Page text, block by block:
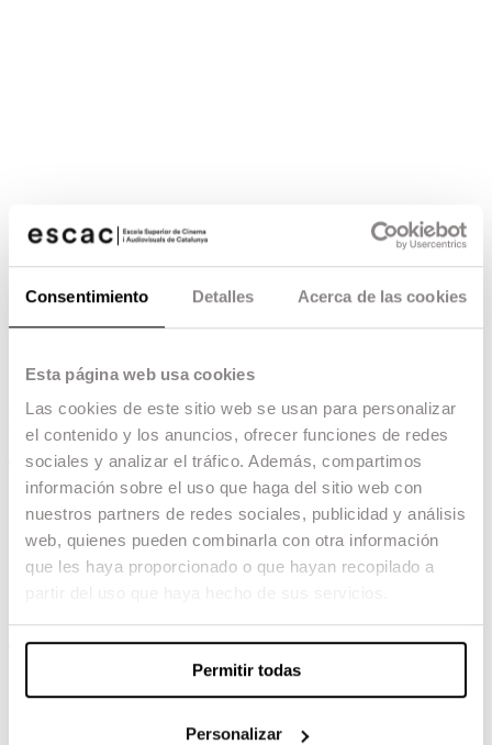
Consentimiento Detalles Acerca de las cookies
Esta página web usa cookies
Las cookies de este sitio web se usan para personalizar
el contenido y los anuncios, ofrecer funciones de redes
sociales y analizar el tráfico. Además, compartimos
información sobre el uso que haga del sitio web con
nuestros partners de redes sociales, publicidad y análisis
web, quienes pueden combinarla con otra información
que les haya proporcionado o que hayan recopilado a
Permitir todas
Personalizar
Fanático
04.03.24 -
Asistente de dirección: Asier Ramos
Asistente de Producción: Diego Castiñieras
Arte: Juanan Santos
TAMBIÉN TE PUEDE INTERESAR